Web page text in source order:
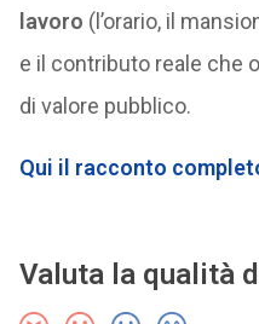
lavoro (l’orario, il
e il contributo reale che
di valore pubblico.
Qui il racconto
Valuta la qualità